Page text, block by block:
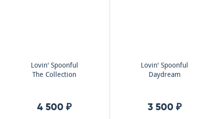
Lovin' Spoonful
The Collection
4 500 ₽
Lovin' Spoonful
Daydream
3 500 ₽